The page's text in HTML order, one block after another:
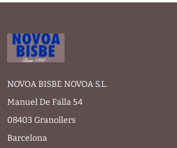
NOVOA BISBE NOVOA S.L.
Manuel De Falla 54
08403 Granollers
Barcelona